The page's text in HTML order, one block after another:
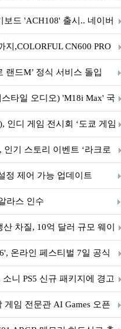
드 'ACH108' 출시.. 네이버
,COLORFUL CN600 PRO
랜드M’ 정식 서비스 돌입
타일 오디오) 'M18i Max' 국
인디 게임 전시회 ‘도쿄 게임
기 스토리 이벤트 ‘라크로
벤트 실시!
정 제어 가능 업데이트
라스 인수
차질, 10억 달러 규모 웨이
온라인 페스티벌 7일 공식
니 PS5 신규 패키지에 경고
임 전문관 AI Games 오픈